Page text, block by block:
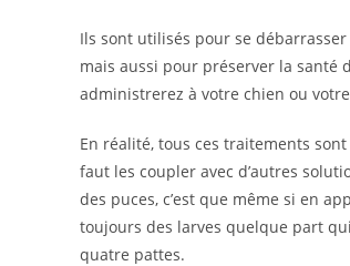
Ils sont utilisés pour se
mais aussi pour préserver la santé
administrerez à votre chien ou
En réalité, tous ces traitements
faut les coupler avec d’autres
des puces, c’est que même si en
toujours des larves quelque part
quatre pattes.